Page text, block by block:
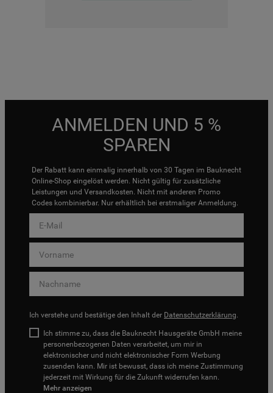
ANMELDEN UND 5 %
SPAREN
Der Rabatt kann einmalig innerhalb von 30 Tagen im Bauknecht
Online-Shop eingelöst werden. Nicht gültig für zusätzliche
Leistungen und Versandkosten. Nicht mit anderen Promo
Codes kombinierbar. Nur erhältlich bei erstmaliger Anmeldung.
Ich verstehe und bestätige den Inhalt der Datenschutzerklärung.
Ich stimme zu, dass die Bauknecht Hausgeräte GmbH meine
personenbezogenen Daten verarbeitet, um mir in
elektronischer und nicht elektronischer Form Werbung
zusenden kann. Mir ist bewusst, dass ich meine Zustimmung
jederzeit mit Wirkung für die Zukunft widerrufen kann.
Mehr anzeigen